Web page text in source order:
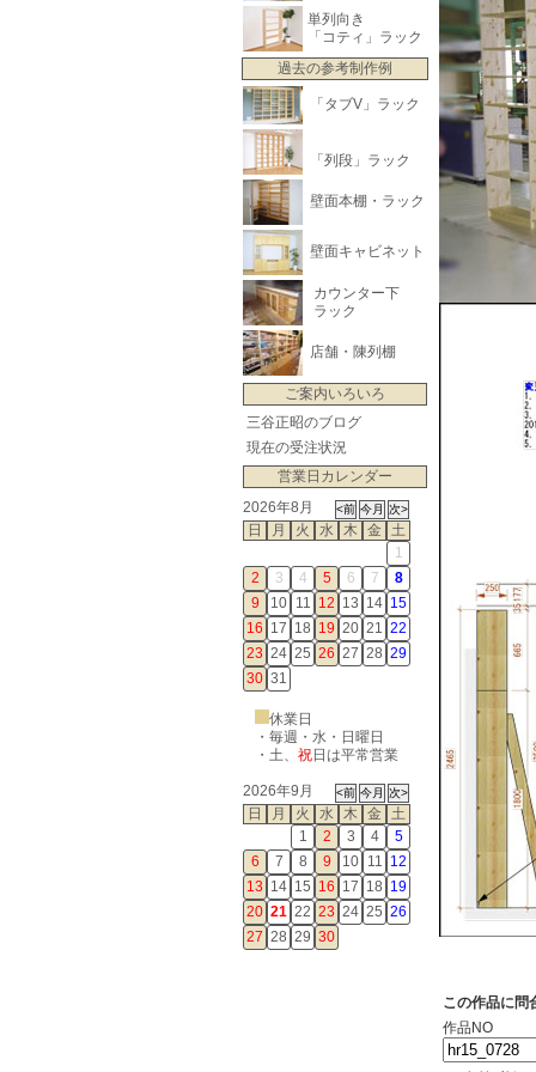
単列向き
「コティ」ラック
過去の参考制作例
「タブV」ラック
「列段」ラック
壁面本棚・ラック
壁面キャビネット
カウンター下
ラック
店舗・陳列棚
ご案内いろいろ
三谷正昭のブログ
現在の受注状況
営業日カレンダー
2026年8月
日
月 火 水 木 金
土
1
2
3 4 5 6 7
8
9
10 11 12 13 14 15
16 17 18 19 20 21 22
23 24 25 26 27 28 29
30 31
休業日
・毎週・水・日曜日
・ 土、 祝日は平常営業
2026年9月
日
月 火 水 木 金
土
1
2 3 4
5
6
7 8 9 10 11 12
13 14 15 16 17 18 19
20 21 22 23 24 25 26
27 28 29 30
この作品に問
作品NO